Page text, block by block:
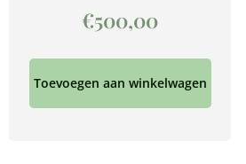
€500,00
Toevoegen aan winkelwagen